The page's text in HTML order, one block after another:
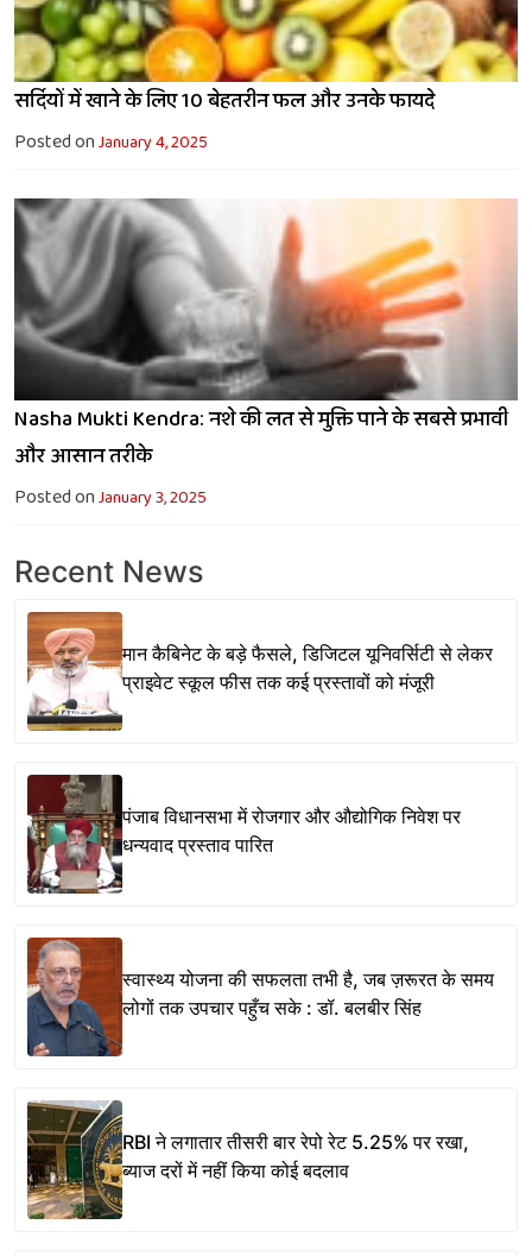
सर्दियों में खाने के लिए 10 बेहतरीन फल और उनके फायदे
Posted onJanuary 4, 2025
Nasha Mukti Kendra: नशे की लत से मुक्ति पाने के सबसे प्रभावी
और आसान तरीके
Posted onJanuary 3, 2025
Recent News
मान कैबिनेट के बड़े फैसले, डिजिटल यूनिवर्सिटी से लेकर
प्राइवेट स्कूल फीस तक कई प्रस्तावों को मंजूरी
पंजाब विधानसभा में रोजगार और औद्योगिक निवेश पर
धन्यवाद प्रस्ताव पारित
स्वास्थ्य योजना की सफलता तभी है, जब ज़रूरत के समय
लोगों तक उपचार पहुँच सके : डॉ. बलबीर सिंह
RBI ने लगातार तीसरी बार रेपो रेट 5.25% पर रखा,
ब्याज दरों में नहीं किया कोई बदलाव